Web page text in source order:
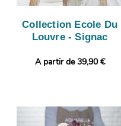
Collection Ecole Du
Louvre - Signac
A partir de 39,90 €